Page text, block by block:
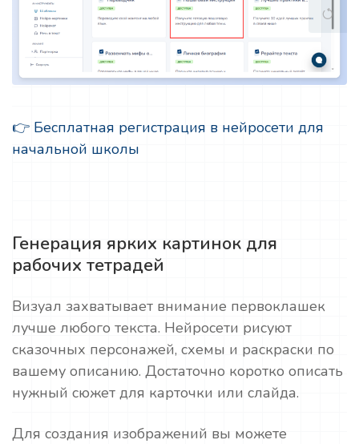
👉 Бесплатная регистрация в нейросети для
начальной школы
Генерация ярких картинок для
рабочих тетрадей
Визуал захватывает внимание первоклашек
лучше любого текста. Нейросети рисуют
сказочных персонажей, схемы и раскраски по
вашему описанию. Достаточно коротко описать
нужный сюжет для карточки или слайда.
Для создания изображений вы можете